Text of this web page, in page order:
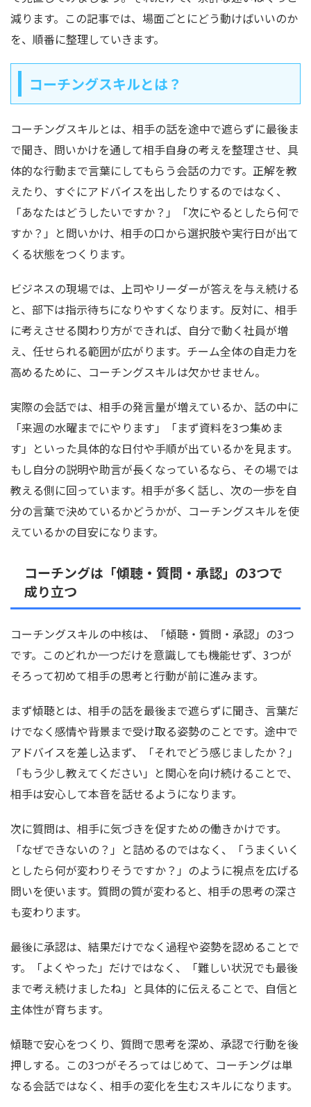
減ります。この記事では、場面ごとにどう動けばいいのか
を、順番に整理していきます。
コーチングスキルとは？
コーチングスキルとは、相手の話を途中で遮らずに最後ま
で聞き、問いかけを通して相手自身の考えを整理させ、具
体的な行動まで言葉にしてもらう会話の力です。正解を教
えたり、すぐにアドバイスを出したりするのではなく、
「あなたはどうしたいですか？」「次にやるとしたら何で
すか？」と問いかけ、相手の口から選択肢や実行日が出て
くる状態をつくります。
ビジネスの現場では、上司やリーダーが答えを与え続ける
と、部下は指示待ちになりやすくなります。反対に、相手
に考えさせる関わり方ができれば、自分で動く社員が増
え、任せられる範囲が広がります。チーム全体の自走力を
高めるために、コーチングスキルは欠かせません。
実際の会話では、相手の発言量が増えているか、話の中に
「来週の水曜までにやります」「まず資料を3つ集めま
す」といった具体的な日付や手順が出ているかを見ます。
もし自分の説明や助言が長くなっているなら、その場では
教える側に回っています。相手が多く話し、次の一歩を自
分の言葉で決めているかどうかが、コーチングスキルを使
えているかの目安になります。
コーチングは「傾聴・質問・承認」の3つで
成り立つ
コーチングスキルの中核は、「傾聴・質問・承認」の3つ
です。このどれか一つだけを意識しても機能せず、3つが
そろって初めて相手の思考と行動が前に進みます。
まず傾聴とは、相手の話を最後まで遮らずに聞き、言葉だ
けでなく感情や背景まで受け取る姿勢のことです。途中で
アドバイスを差し込まず、「それでどう感じましたか？」
「もう少し教えてください」と関心を向け続けることで、
相手は安心して本音を話せるようになります。
次に質問は、相手に気づきを促すための働きかけです。
「なぜできないの？」と詰めるのではなく、「うまくいく
としたら何が変わりそうですか？」のように視点を広げる
問いを使います。質問の質が変わると、相手の思考の深さ
も変わります。
最後に承認は、結果だけでなく過程や姿勢を認めることで
す。「よくやった」だけではなく、「難しい状況でも最後
まで考え続けましたね」と具体的に伝えることで、自信と
主体性が育ちます。
傾聴で安心をつくり、質問で思考を深め、承認で行動を後
押しする。この3つがそろってはじめて、コーチングは単
なる会話ではなく、相手の変化を生むスキルになります。